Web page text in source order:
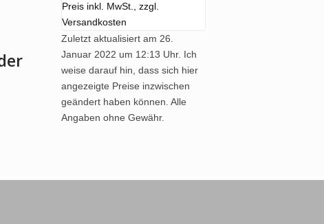
Preis inkl. MwSt., zzgl.
Versandkosten
Zuletzt aktualisiert am 26.
Januar 2022 um 12:13 Uhr. Ich
weise darauf hin, dass sich hier
angezeigte Preise inzwischen
geändert haben können. Alle
Angaben ohne Gewähr.